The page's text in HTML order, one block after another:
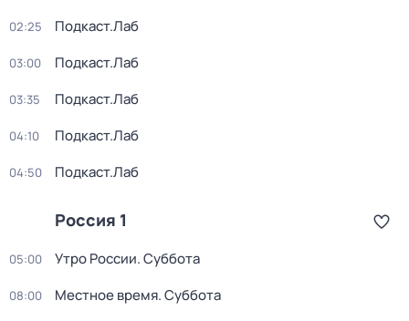
02:25 Подкаст.Лаб
03:00 Подкаст.Лаб
03:35 Подкаст.Лаб
04:10 Подкаст.Лаб
04:50 Подкаст.Лаб
Россия 1
05:00 Утро России. Суббота
08:00 Местное время. Суббота